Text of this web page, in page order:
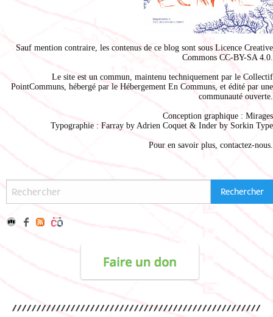
Sauf mention contraire, les contenus de ce blog sont sous Licence Creative
Commons CC-BY-SA 4.0
Le site est un commun, maintenu techniquement par le Collectif
PointCommuns , hébergé par le Hébergement En Communs , et édité par une
communauté ouverte.
Conception graphique : Mirages
Typographie : Farray by Adrien Coquet & Inder by Sorkin Type
Pour en savoir plus, contactez-nous